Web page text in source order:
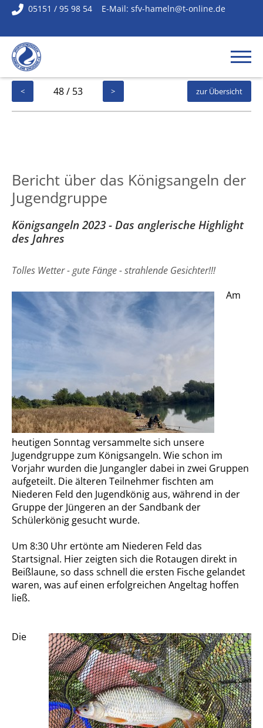
< 48 / 53 > zur Übersicht
Bericht über das Königsangeln der
Jugendgruppe
Königsangeln 2023 - Das anglerische Highlight
des Jahres
Tolles Wetter - gute Fänge - strahlende Gesichter!!!
Am
heutigen Sonntag versammelte sich unsere
Jugendgruppe zum Königsangeln. Wie schon im
Vorjahr wurden die Jungangler dabei in zwei Gruppen
aufgeteilt. Die älteren Teilnehmer fischten am
Niederen Feld den Jugendkönig aus, während in der
Gruppe der Jüngeren an der Sandbank der
Schülerkönig gesucht wurde.
Um 8:30 Uhr ertönte am Niederen Feld das
Startsignal. Hier zeigten sich die Rotaugen direkt in
Beißlaune, so dass schnell die ersten Fische gelandet
waren, was auf einen erfolgreichen Angeltag hoffen
ließ.
Die
05151 / 95 98 54 E-Mail: sfv-hameln@t-online.de